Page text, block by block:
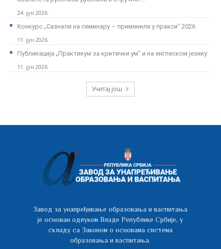
24. јун 2026.
Kонкурс „Сазнали на семинару – применили у пракси“ 2026.
11. јун 2026.
Публикација „Практикум за критички ум” и на енглеском језику
11. јун 2026.
Учитај још
Завод за унапређивање образовања и васпитања
је основан одлуком Владе Републике Србије, у
складу са Законом о основама система
образовања и васпитања.